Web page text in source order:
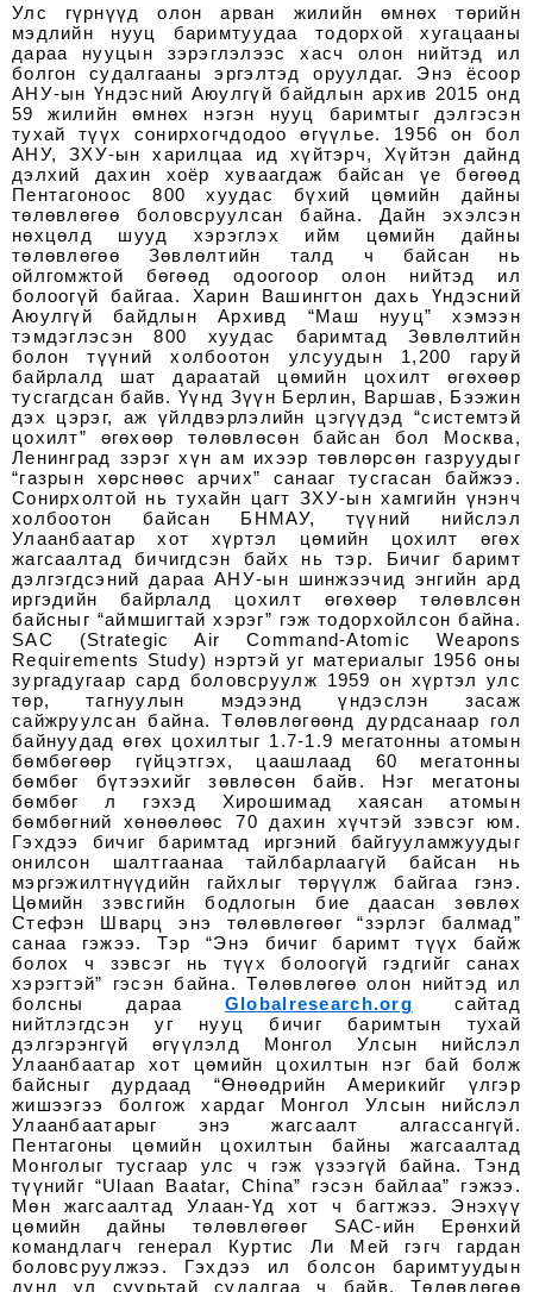
Улс гүрнүүд олон арван жилийн өмнөх төрийн
мэдлийн нууц баримтуудаа тодорхой хугацааны
дараа нууцын зэрэглэлээс хасч олон нийтэд ил
болгон судалгааны эргэлтэд оруулдаг. Энэ ёсоор
АНУ-ын Үндэсний Аюулгүй байдлын архив 2015 онд
59 жилийн өмнөх нэгэн нууц баримтыг дэлгэсэн
тухай түүх сонирхогчдодоо өгүүлье. 1956 он бол
АНУ, ЗХУ-ын харилцаа ид хүйтэрч, Хүйтэн дайнд
дэлхий дахин хоёр хуваагдаж байсан үе бөгөөд
Пентагоноос 800 хуудас бүхий цөмийн дайны
төлөвлөгөө боловсруулсан байна. Дайн эхэлсэн
нөхцөлд шууд хэрэглэх ийм цөмийн дайны
төлөвлөгөө Зөвлөлтийн талд ч байсан нь
ойлгомжтой бөгөөд одоогоор олон нийтэд ил
болоогүй байгаа. Харин Вашингтон дахь Үндэсний
Аюулгүй байдлын Архивд “Маш нууц” хэмээн
тэмдэглэсэн 800 хуудас баримтад Зөвлөлтийн
болон түүний холбоотон улсуудын 1,200 гаруй
байрлалд шат дараатай цөмийн цохилт өгөхөөр
тусгагдсан байв. Үүнд Зүүн Берлин, Варшав, Бээжин
дэх цэрэг, аж үйлдвэрлэлийн цэгүүдэд “системтэй
цохилт” өгөхөөр төлөвлөсөн байсан бол Москва,
Ленинград зэрэг хүн ам ихээр төвлөрсөн газруудыг
“газрын хөрснөөс арчих” санааг тусгасан байжээ.
Сонирхолтой нь тухайн цагт ЗХУ-ын хамгийн үнэнч
холбоотон байсан БНМАУ, түүний нийслэл
Улаанбаатар хот хүртэл цөмийн цохилт өгөх
жагсаалтад бичигдсэн байх нь тэр. Бичиг баримт
дэлгэгдсэний дараа АНУ-ын шинжээчид энгийн ард
иргэдийн байрлалд цохилт өгөхөөр төлөвлсөн
байсныг “аймшигтай хэрэг” гэж тодорхойлсон байна.
SAC (Strategic Air Command-Atomic Weapons
Requirements Study) нэртэй уг материалыг 1956 оны
зургадугаар сард боловсруулж 1959 он хүртэл улс
төр, тагнуулын мэдээнд үндэслэн засаж
сайжруулсан байна. Төлөвлөгөөнд дурдсанаар гол
байнуудад өгөх цохилтыг 1.7-1.9 мегатонны атомын
бөмбөгөөр гүйцэтгэх, цаашлаад 60 мегатонны
бөмбөг бүтээхийг зөвлөсөн байв. Нэг мегатоны
бөмбөг л гэхэд Хирошимад хаясан атомын
бөмбөгний хөнөөлөөс 70 дахин хүчтэй зэвсэг юм.
Гэхдээ бичиг баримтад иргэний байгууламжуудыг
онилсон шалтгаанаа тайлбарлаагүй байсан нь
мэргэжилтнүүдийн гайхлыг төрүүлж байгаа гэнэ.
Цөмийн зэвсгийн бодлогын бие даасан зөвлөх
Стефэн Шварц энэ төлөвлөгөөг “зэрлэг балмад”
санаа гэжээ. Тэр “Энэ бичиг баримт түүх байж
болох ч зэвсэг нь түүх болоогүй гэдгийг санах
хэрэгтэй” гэсэн байна. Төлөвлөгөө олон нийтэд ил
болсны дараа Globalresearch.org сайтад
нийтлэгдсэн уг нууц бичиг баримтын тухай
дэлгэрэнгүй өгүүлэлд Монгол Улсын нийслэл
Улаанбаатар хот цөмийн цохилтын нэг бай болж
байсныг дурдаад “Өнөөдрийн Америкийг үлгэр
жишээгээ болгож хардаг Монгол Улсын нийслэл
Улаанбаатарыг энэ жагсаалт алгассангүй.
Пентагоны цөмийн цохилтын байны жагсаалтад
Монголыг тусгаар улс ч гэж үзээгүй байна. Тэнд
түүнийг “Ulaan Baatar, China” гэсэн байлаа” гэжээ.
Мөн жагсаалтад Улаан-Үд хот ч багтжээ. Энэхүү
цөмийн дайны төлөвлөгөөг SAC-ийн Ерөнхий
командлагч генерал Куртис Ли Мей гэгч гардан
боловсруулжээ. Гэхдээ ил болсон баримтуудын
дунд ул суурьтай судалгаа ч байв. Төлөвлөгөө